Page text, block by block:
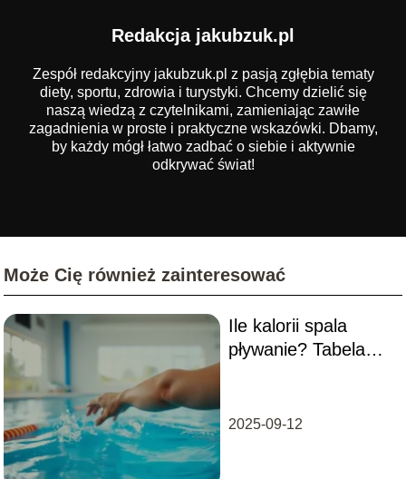
Redakcja jakubzuk.pl
Zespół redakcyjny jakubzuk.pl z pasją zgłębia tematy
diety, sportu, zdrowia i turystyki. Chcemy dzielić się
naszą wiedzą z czytelnikami, zamieniając zawiłe
zagadnienia w proste i praktyczne wskazówki. Dbamy,
by każdy mógł łatwo zadbać o siebie i aktywnie
odkrywać świat!
Może Cię również zainteresować
Ile kalorii spala
pływanie? Tabela
2025-09-12